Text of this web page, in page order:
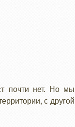
почти нет. Но мы
с другой